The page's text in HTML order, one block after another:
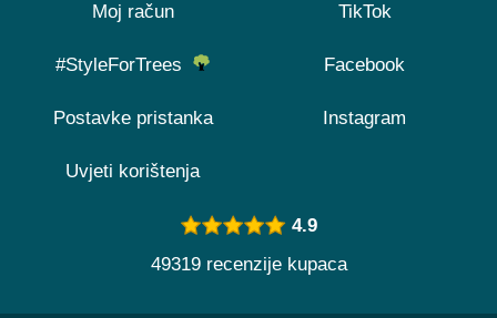
Moj račun
#StyleForTrees
Postavke pristanka
Uvjeti korištenja
TikTok
Facebook
Instagram
4.9
49319 recenzije kupaca